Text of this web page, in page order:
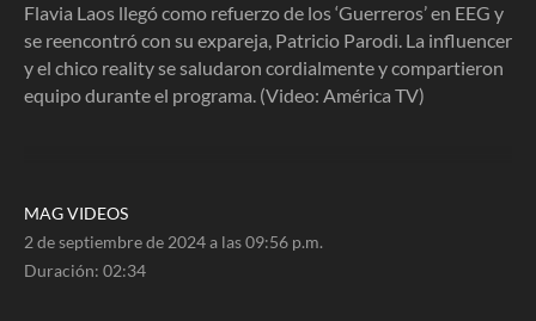
34
seconds
Flavia Laos llegó como refuerzo de los ‘Guerreros’ en EEG y
se reencontró con su expareja, Patricio Parodi. La influencer
y el chico reality se saludaron cordialmente y compartieron
equipo durante el programa. (Video: América TV)
MAG VIDEOS
2 de septiembre de 2024 a las 09:56 p.m.
Duración: 02:34